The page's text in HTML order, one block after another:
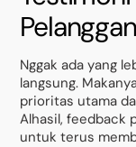
Pelanggan
Nggak ada yang
langsung.
prioritas utama
Alhasil, feedback
untuk terus